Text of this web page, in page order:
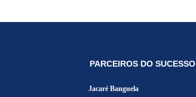
PARCEIROS DO SUCESSO
Jacaré Banguela